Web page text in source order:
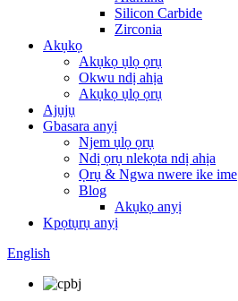
Silicon Carbide
Zirconia
Akụkọ
Akụkọ ụlọ ọrụ
Okwu ndị ahịa
Akụkọ ụlọ ọrụ
Ajụjụ
Gbasara anyị
Njem ụlọ ọrụ
Ndị ọrụ nlekọta ndị ahịa
Ọrụ & Ngwa nwere ike ime
Blog
Akụkọ anyị
Kpọtụrụ anyị
English